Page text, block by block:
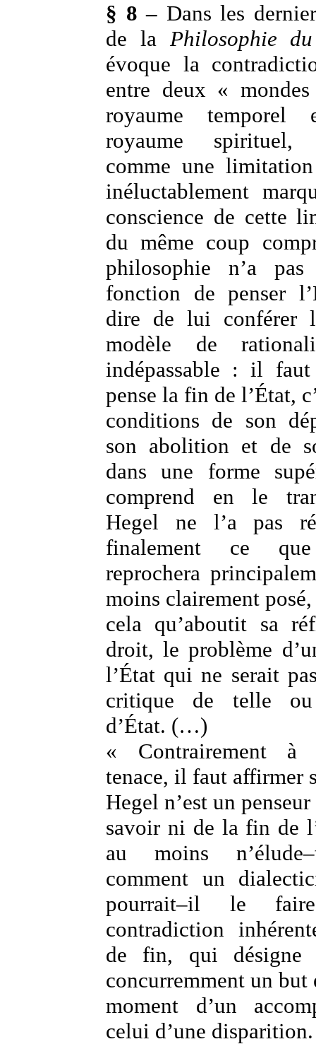
§ 8 – Dans les
de la Philosophie
évoque la
entre deux «
royaume
royaume spirituel,
comme une
inéluctablement
conscience de cette
du même coup
philosophie n’a
fonction de penser
dire de lui conférer
modèle de
indépassable : il faut
pense la fin de l’État,
conditions de son
son abolition et de
dans une forme
comprend en le
Hegel ne l’a pas
finalement ce
reprochera
moins clairement posé,
cela qu’aboutit sa
droit, le problème
l’État qui ne serait
critique de telle
d’État. (…)
« Contrairement à
tenace, il faut affirmer
Hegel n’est un
savoir ni de la fin de
au moins
comment un
pourrait–il le
contradiction
de fin, qui
concurremment un but
moment d’un
celui d’une